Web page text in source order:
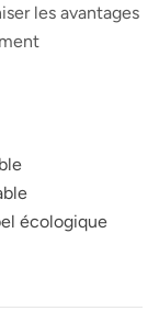
les avantages
écologique